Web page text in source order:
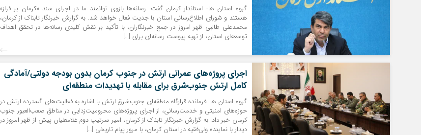
گروه استان ها- استاندار کرمان گفت: رسانه‌ها بازوی توانمند ما در اجرای سند «کرمان بر فراز»
هستند و شورای اطلاع‌رسانی استان با جدیت فعال خواهد شد. به گزارش خبرنگار تابناک از کرمان،
محمدعلی طالبی ظهر امروز در جمع خبرنگاران، با تأکید بر نقش کلیدی رسانه‌ها در تحقق اهداف
توسعه‌ای استان، از تهیه پیوست رسانه‌ای برای […]
اجرای پروژه‌های عمرانی ارتش در جنوب کرمان بدون بودجه دولتی/آمادگی
کامل ارتش جنوب‌شرق برای مقابله با تهدیدات منطقه‌ای
گروه استان ها- فرمانده قرارگاه منطقه‌ای جنوب‌شرق ارتش با اشاره به فعالیت‌های گسترده ارتش در
حوزه‌های امنیتی و خدمت‌رسانی، از اجرای پروژه‌های محرومیت‌زدایی در مناطق صعب‌العبور جنوب
کرمان خبر داد. به گزارش خبرنگار تابناک از کرمان، امیر سرتیپ دوم غلامعلیان پیش از ظهر امروز در
دیدار با نماینده ولی‌فقیه در استان کرمان، با مرور پیام تاریخی […]